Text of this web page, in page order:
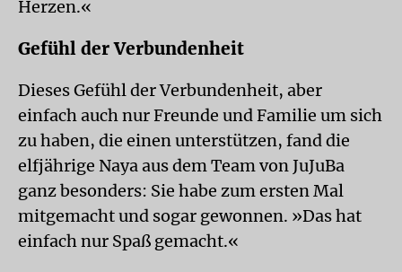
Herzen.«
Gefühl der Verbundenheit
Dieses Gefühl der Verbundenheit, aber
einfach auch nur Freunde und Familie um sich
zu haben, die einen unterstützen, fand die
elfjährige Naya aus dem Team von JuJuBa
ganz besonders: Sie habe zum ersten Mal
mitgemacht und sogar gewonnen. »Das hat
einfach nur Spaß gemacht.«